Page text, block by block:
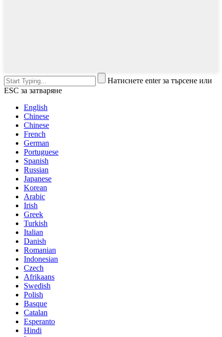
Натиснете enter за търсене или
ESC за затваряне
English
Chinese
Chinese
French
German
Portuguese
Spanish
Russian
Japanese
Korean
Arabic
Irish
Greek
Turkish
Italian
Danish
Romanian
Indonesian
Czech
Afrikaans
Swedish
Polish
Basque
Catalan
Esperanto
Hindi